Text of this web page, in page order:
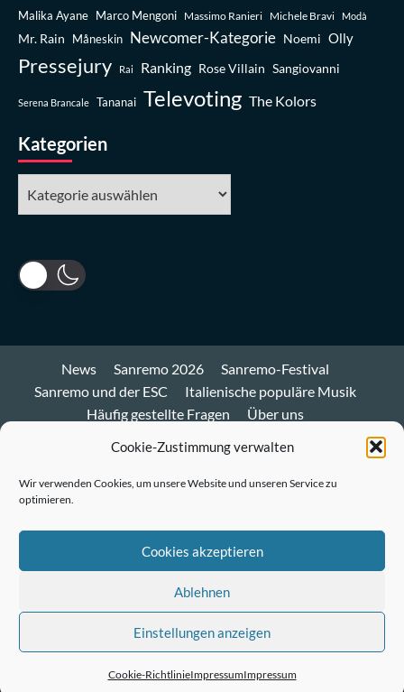
Cookie-Zustimmung verwalten
Wir verwenden Cookies, um unsere Website und unseren Service zu
optimieren.
Cookies akzeptieren
Ablehnen
Einstellungen anzeigen
Cookie-RichtlinieImpressumImpressum
Malika Ayane Marco Mengoni Massimo Ranieri Michele Bravi Modà
Mr. Rain Måneskin Newcomer-Kategorie Noemi Olly
Pressejury Rai Ranking Rose Villain Sangiovanni
Serena Brancale Tananai Televoting The Kolors
Kategorien
News Sanremo 2026
Sanremo-Festival
Sanremo und der ESC
Italienische populäre Musik
Häufig gestellte Fragen
Über uns
Mastodon
Twitter
LinkedIn
© Sanremo-Festival.de|CoverNewsby AF themes.